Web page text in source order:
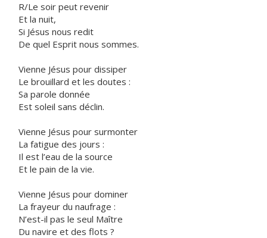
R/Le soir peut revenir
Et la nuit,
Si Jésus nous redit
De quel Esprit nous sommes.
Vienne Jésus pour dissiper
Le brouillard et les doutes :
Sa parole donnée
Est soleil sans déclin.
Vienne Jésus pour surmonter
La fatigue des jours :
Il est l’eau de la source
Et le pain de la vie.
Vienne Jésus pour dominer
La frayeur du naufrage :
N’est-il pas le seul Maître
Du navire et des flots ?